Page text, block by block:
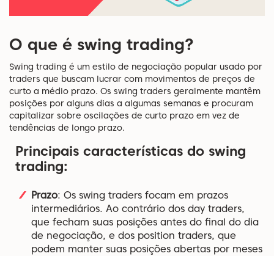
O que é swing trading?
Swing trading é um estilo de negociação popular usado por
traders que buscam lucrar com movimentos de preços de
curto a médio prazo. Os swing traders geralmente mantêm
posições por alguns dias a algumas semanas e procuram
capitalizar sobre oscilações de curto prazo em vez de
tendências de longo prazo.
Principais características do swing
trading:
Prazo: Os swing traders focam em prazos
intermediários. Ao contrário dos day traders,
que fecham suas posições antes do final do dia
de negociação, e dos position traders, que
podem manter suas posições abertas por meses